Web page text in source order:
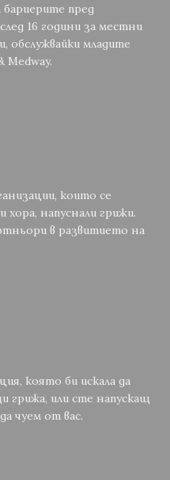
пред
16 години за местни
обслужвайки младите
Medway.
които се
напуснали грижи.
в развитието на
която би искала да
грижа, или сте напускащ
чуем от вас.